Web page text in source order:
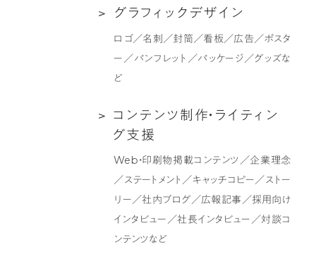
支
作
グ
ク
グラフ ィ ッ ク デザイ ン
ロゴ／名刺／封筒／看板／広告／ポスタ
ー／パンフレット／パッケージ／グッズな
ど
コ
作・
コ ン テ ン ツ制 作・ ラ イ ティ ン
グ支援
Web・印刷物掲載コンテンツ／企業理念
／ステートメント／キャッチコピー／ストー
リー／社内ブログ／広報記事／採用向け
インタビュー／社長インタビュー／対談コ
ンテンツなど